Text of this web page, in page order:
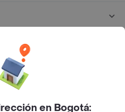
Facebook
Twitter
Instagram
en Bogotá: